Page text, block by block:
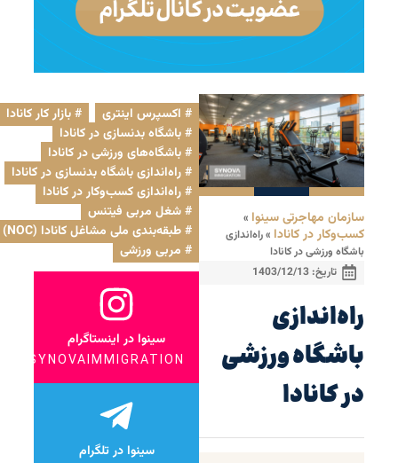
سازمان مهاجرتی سینوا »
کسب‌وکار در کانادا »راه‌اندازی
باشگاه ورزشی در کانادا
تاریخ:1403/12/13
راه‌اندازی
باشگاه ورزشی
در کانادا
سینوا در اینستاگرام
SYNOVAIMMIGRATION
سینوا در تلگرام
اکسپرس اینتری
بازار کار کانادا
باشگاه بدنسازی در کانادا
باشگاه‌های ورزشی در کانادا
راه‌اندازی باشگاه بدنسازی در کانادا
راه‌اندازی کسب‌وکار در کانادا
شغل مربی فیتنس
طبقه‌بندی ملی مشاغل کانادا (NOC)
مربی ورزشی